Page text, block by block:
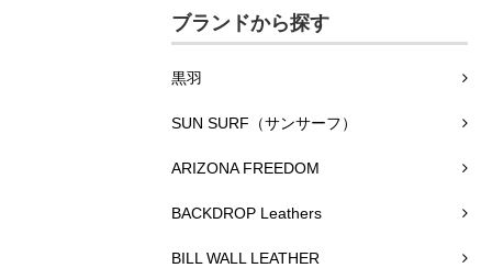
ブランドから探す
黒羽
SUN SURF（サンサーフ）
ARIZONA FREEDOM
BACKDROP Leathers
BILL WALL LEATHER